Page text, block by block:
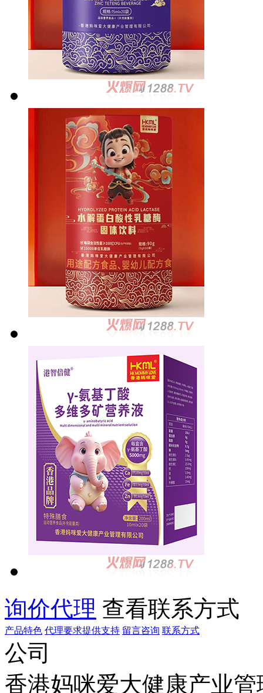
询价代理 查看联系方式
产品特色 代理要求提供支持 留言咨询 联系方式
公司
香港妈咪爱大健康产业